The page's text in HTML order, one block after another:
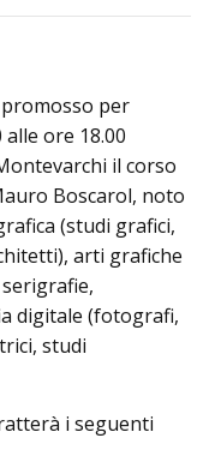
per
ore 18.00
il corso
Boscarol, noto
(studi grafici,
arti grafiche
digitale (fotografi,
studi
i seguenti